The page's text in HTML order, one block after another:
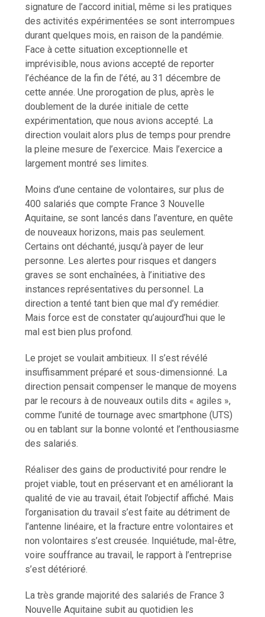
signature de l’accord initial, même si les pratiques
des activités expérimentées se sont interrompues
durant quelques mois, en raison de la pandémie.
Face à cette situation exceptionnelle et
imprévisible, nous avions accepté de reporter
l’échéance de la fin de l’été, au 31 décembre de
cette année. Une prorogation de plus, après le
doublement de la durée initiale de cette
expérimentation, que nous avions accepté. La
direction voulait alors plus de temps pour prendre
la pleine mesure de l’exercice. Mais l’exercice a
largement montré ses limites.
Moins d’une centaine de volontaires, sur plus de
400 salariés que compte France 3 Nouvelle
Aquitaine, se sont lancés dans l’aventure, en quête
de nouveaux horizons, mais pas seulement.
Certains ont déchanté, jusqu’à payer de leur
personne. Les alertes pour risques et dangers
graves se sont enchaînées, à l’initiative des
instances représentatives du personnel. La
direction a tenté tant bien que mal d’y remédier.
Mais force est de constater qu’aujourd’hui que le
mal est bien plus profond.
Le projet se voulait ambitieux. Il s’est révélé
insuffisamment préparé et sous-dimensionné. La
direction pensait compenser le manque de moyens
par le recours à de nouveaux outils dits « agiles »,
comme l’unité de tournage avec smartphone (UTS)
ou en tablant sur la bonne volonté et l’enthousiasme
des salariés.
Réaliser des gains de productivité pour rendre le
projet viable, tout en préservant et en améliorant la
qualité de vie au travail, était l’objectif affiché. Mais
l’organisation du travail s’est faite au détriment de
l’antenne linéaire, et la fracture entre volontaires et
non volontaires s’est creusée. Inquiétude, mal-être,
voire souffrance au travail, le rapport à l’entreprise
s’est détérioré.
La très grande majorité des salariés de France 3
Nouvelle Aquitaine subit au quotidien les